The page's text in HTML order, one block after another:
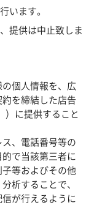
います。
提供は中止致しま
個人情報を、広
を締結した店告
に提供すること
、電話番号等の
で当該第三者に
等およびその他
析することで、
が行えるように